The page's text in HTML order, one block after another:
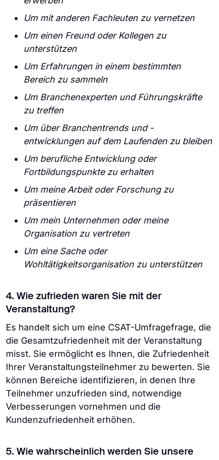
Um mit anderen Fachleuten zu vernetzen
Um einen Freund oder Kollegen zu
unterstützen
Um Erfahrungen in einem bestimmten
Bereich zu sammeln
Um Branchenexperten und Führungskräfte
zu treffen
Um über Branchentrends und -
entwicklungen auf dem Laufenden zu bleiben
Um berufliche Entwicklung oder
Fortbildungspunkte zu erhalten
Um meine Arbeit oder Forschung zu
präsentieren
Um mein Unternehmen oder meine
Organisation zu vertreten
Um eine Sache oder
Wohltätigkeitsorganisation zu unterstützen
4. Wie zufrieden waren Sie mit der
Veranstaltung?
Es handelt sich um eine CSAT-Umfragefrage, die
die Gesamtzufriedenheit mit der Veranstaltung
misst. Sie ermöglicht es Ihnen, die Zufriedenheit
Ihrer Veranstaltungsteilnehmer zu bewerten. Sie
können Bereiche identifizieren, in denen Ihre
Teilnehmer unzufrieden sind, notwendige
Verbesserungen vornehmen und die
Kundenzufriedenheit erhöhen.
5. Wie wahrscheinlich werden Sie unsere